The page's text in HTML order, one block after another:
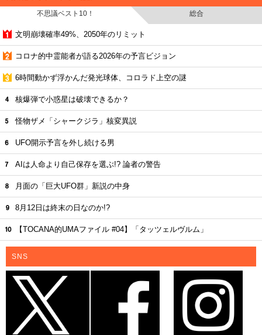
不思議ベスト10！ 総合
文明崩壊確率49%、2050年のリミット
コロナ的中霊能者が語る2026年の予言ビジョン
6時間動かず浮かんだ発光球体、コロラド上空の謎
核爆弾で小惑星は破壊できるか？
怪物ザメ「シャークジラ」核変異説
UFO開示予言を外し続ける男
AIは人命より自己保存を選ぶ!? 論者の警告
月面の「巨大UFO群」新説の中身
8月12日は終末の日なのか!?
【TOCANA的UMAファイル #04】「タッツェルヴルム」
SNS